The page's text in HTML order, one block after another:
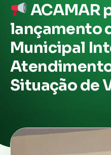
ACAMAR
lançamento
Municipal
Situação de